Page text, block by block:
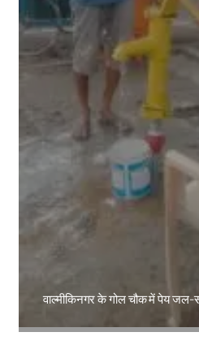
वाल्मीकिनगर के गोल चौक में पेय